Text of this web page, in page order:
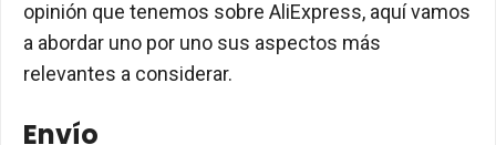
opinión que tenemos sobre AliExpress, aquí vamos
a abordar uno por uno sus aspectos más
relevantes a considerar.
Envío